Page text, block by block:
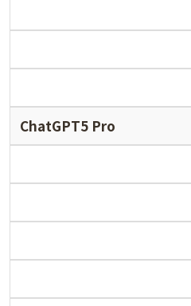
ChatGPT5 Pro